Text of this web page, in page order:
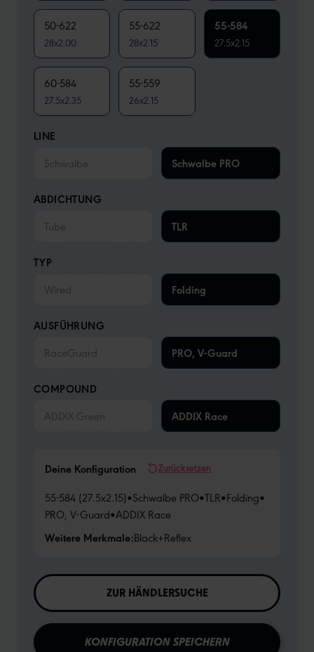
50-622
28x2.00
55-622
28x2.15
55-584
27.5x2.15
60-584
27.5x2.35
55-559
26x2.15
LINE
Schwalbe Schwalbe PRO
ABDICHTUNG
Tube TLR
TYP
Wired Folding
AUSFÜHRUNG
RaceGuard PRO, V-Guard
COMPOUND
ADDIX Green ADDIX Race
Deine Konfiguration Zurücksetzen
55-584 (27.5x2.15)•Schwalbe PRO•TLR•Folding•
PRO, V-Guard•ADDIX Race
Weitere Merkmale:Black+Reflex
ZUR HÄNDLERSUCHE
KONFIGURATION SPEICHERN